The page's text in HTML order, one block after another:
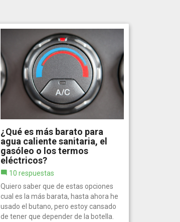
¿Qué es más barato para
agua caliente sanitaria, el
gasóleo o los termos
eléctricos?
10 respuestas
Quiero saber que de estas opciones
cual es la más barata, hasta ahora he
usado el butano, pero estoy cansado
de tener que depender de la botella.